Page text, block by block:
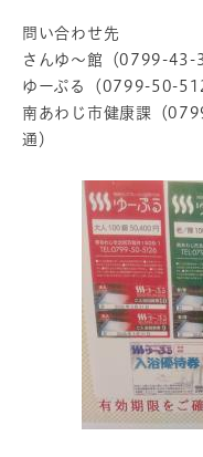
問い合わせ先
さんゆ～館（0799-43-
ゆーぷる（0799-50-
南あわじ市健康課（
通）